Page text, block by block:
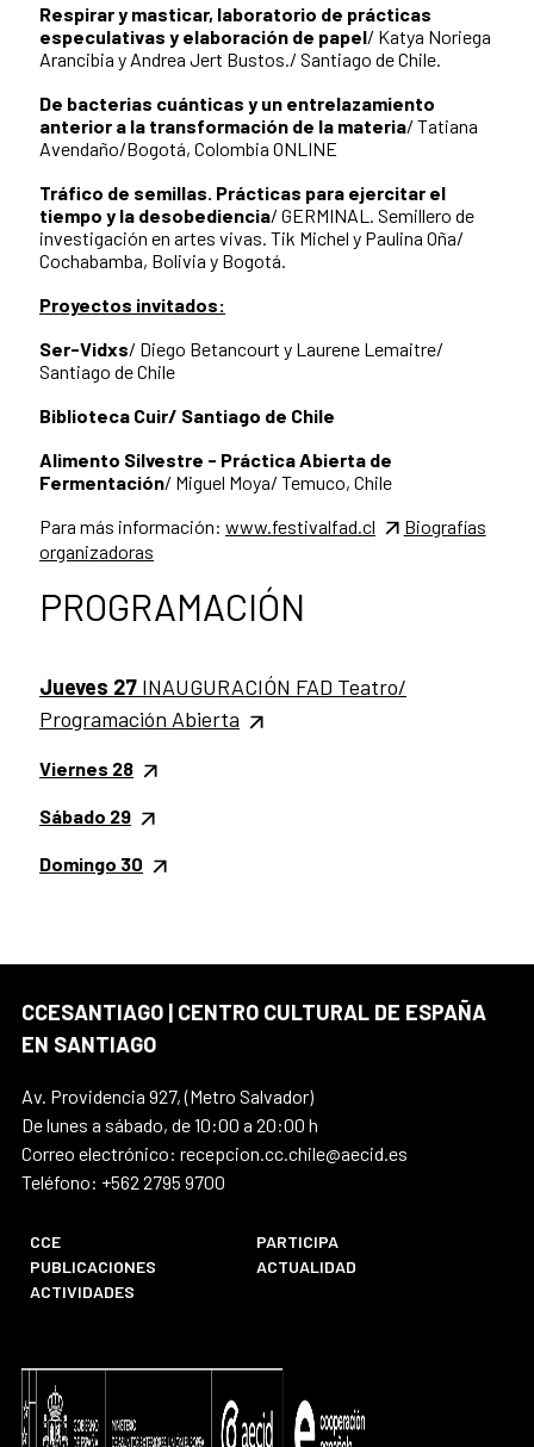
Respirar y masticar, laboratorio de prácticas
especulativas y elaboración de papel/ Katya Noriega
Arancibia y Andrea Jert Bustos./ Santiago de Chile.
De bacterias cuánticas y un entrelazamiento
anterior a la transformación de la materia/ Tatiana
Avendaño/Bogotá, Colombia ONLINE
Tráfico de semillas. Prácticas para ejercitar el
tiempo y la desobediencia/ GERMINAL. Semillero de
investigación en artes vivas. Tik Michel y Paulina Oña/
Cochabamba, Bolivia y Bogotá.
Proyectos invitados:
Ser-Vidxs/ Diego Betancourt y Laurene Lemaitre/
Santiago de Chile
Biblioteca Cuir/ Santiago de Chile
Alimento Silvestre - Práctica Abierta de
Fermentación/ Miguel Moya/ Temuco, Chile
Para más información: www.festivalfad.cl
Biografías
organizadoras
PROGRAMACIÓN
Jueves 27 INAUGURACIÓN FAD Teatro/
Programación Abierta
Viernes 28
Sábado 29
Domingo 30
CCESANTIAGO | CENTRO CULTURAL DE ESPAÑA
EN SANTIAGO
Av. Providencia 927, (Metro Salvador)
De lunes a sábado, de 10:00 a 20:00 h
Correo electrónico: recepcion.cc.chile@aecid.es
Teléfono: +562 2795 9700
CCE
PARTICIPA
PUBLICACIONES
ACTUALIDAD
ACTIVIDADES